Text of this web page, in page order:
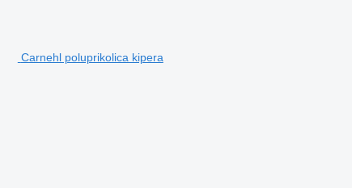
Carnehl poluprikolica kipera